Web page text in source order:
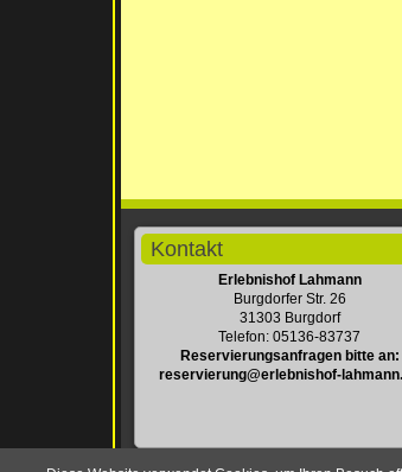
Kontakt
Erlebnishof Lahmann
Burgdorfer Str. 26
31303 Burgdorf
Telefon: 05136-83737
Reservierungsanfragen bitte an:
reservierung@erlebnishof-